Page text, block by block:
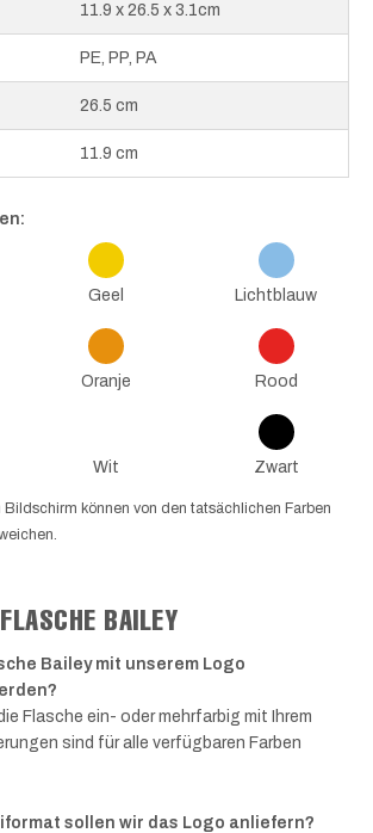
11.9 x 26.5 x 3.1cm
PE, PP, PA
26.5 cm
11.9 cm
Geel Lichtblauw
Oranje Rood
Wit Zwart
Bildschirm können von den tatsächlichen Farben
BAILEY
Bailey mit unserem Logo
Flasche ein- oder mehrfarbig mit Ihrem
sind für alle verfügbaren Farben
sollen wir das Logo anliefern?